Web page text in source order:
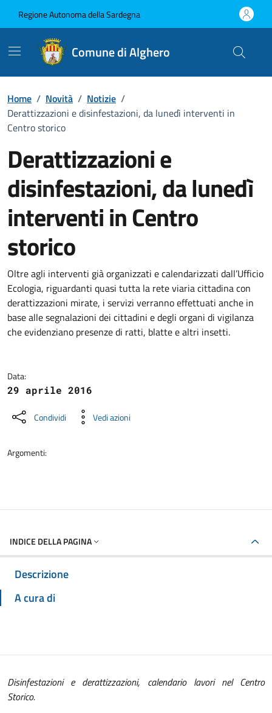
Regione Autonoma della Sardegna
Comune di Alghero
Home / Novità / Notizie /
Derattizzazioni e disinfestazioni, da lunedì interventi in
Centro storico
Derattizzazioni e
disinfestazioni, da lunedì
interventi in Centro
storico
Dettagli della notizia
Oltre agli interventi già organizzati e calendarizzati dall’Ufficio
Ecologia, riguardanti quasi tutta la rete viaria cittadina con
derattizzazioni mirate, i servizi verranno effettuati anche in
base alle segnalazioni dei cittadini e degli organi di vigilanza
che evidenziano presenze di ratti, blatte e altri insetti.
Data:
29 aprile 2016
Condividi Vedi azioni
Argomenti:
INDICE DELLA PAGINA
Descrizione
A cura di
Disinfestazioni e derattizzazioni, calendario lavori nel Centro
Storico.